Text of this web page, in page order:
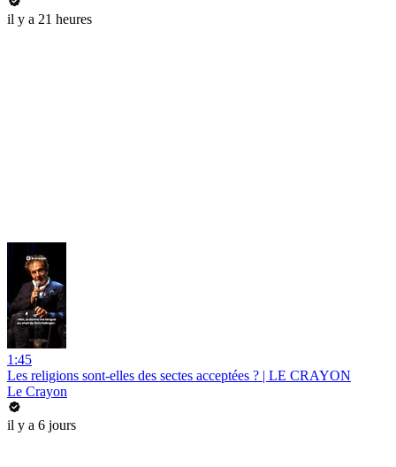
il y a 21 heures
1:45
Les religions sont-elles des sectes acceptées ? | LE CRAYON
Le Crayon
il y a 6 jours